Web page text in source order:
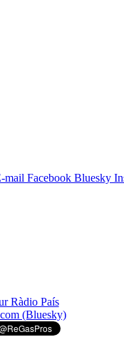
Ràdio País
(Bluesky)